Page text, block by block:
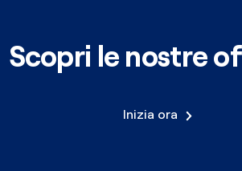
Scopri le nostre
Inizia ora